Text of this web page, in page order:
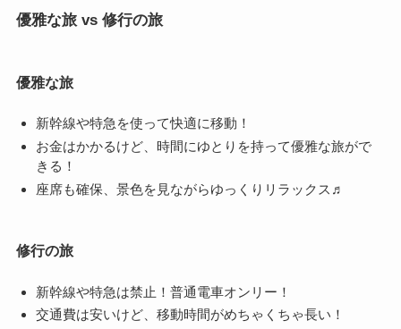
優雅な旅 vs 修行の旅
優雅な旅
新幹線や特急を使って快適に移動！
お金はかかるけど、時間にゆとりを持って優雅な旅がで
きる！
座席も確保、景色を見ながらゆっくりリラックス♬
修行の旅
新幹線や特急は禁止！普通電車オンリー！
交通費は安いけど、移動時間がめちゃくちゃ長い！